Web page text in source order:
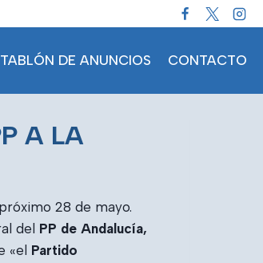
TABLÓN DE ANUNCIOS CONTACTO
A LA
28 de mayo.
del PP de Andalucía,
«el Partido